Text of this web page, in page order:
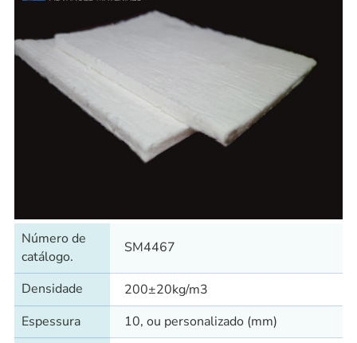
Número de
catálogo.
SM4467
Densidade
200±20kg/m3
Espessura
10, ou personalizado (mm)